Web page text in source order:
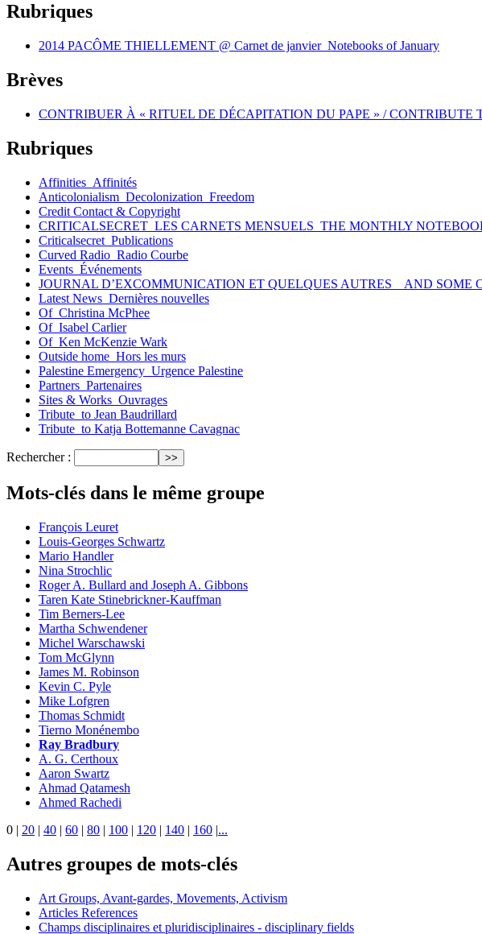
Rubriques
2014 PACÔME THIELLEMENT @ Carnet de janvier_Notebooks of January
Brèves
CONTRIBUER À « RITUEL DE DÉCAPITATION DU PAPE » / CONTRIBUTE
Rubriques
Affinities_Affinités
Anticolonialism_Decolonization_Freedom
Credit Contact & Copyright
CRITICALSECRET_LES CARNETS MENSUELS_THE MONTHLY
Criticalsecret_Publications
Curved Radio_Radio Courbe
Events_Événements
JOURNAL D’EXCOMMUNICATION ET QUELQUES AUTRES _ AND SOME
Latest News_Dernières nouvelles
Of_Christina McPhee
Of_Isabel Carlier
Of_Ken McKenzie Wark
Outside home_Hors les murs
Palestine Emergency_Urgence Palestine
Partners_Partenaires
Sites & Works_Ouvrages
Tribute_to Jean Baudrillard
Tribute_to Katja Bottemanne Cavagnac
Rechercher :
Mots-clés dans le même groupe
François Leuret
Louis-Georges Schwartz
Mario Handler
Nina Strochlic
Roger A. Bullard and Joseph A. Gibbons
Taren Kate Stinebrickner-Kauffman
Tim Berners-Lee
Martha Schwendener
Michel Warschawski
Tom McGlynn
James M. Robinson
Kevin C. Pyle
Mike Lofgren
Thomas Schmidt
Tierno Monénembo
Ray Bradbury
A. G. Certhoux
Aaron Swartz
Ahmad Qatamesh
Ahmed Rachedi
0 | 20 | 40 | 60 | 80 | 100 | 120 | 140 | 160 |...
Autres groupes de mots-clés
Art Groups, Avant-gardes, Movements, Activism
Articles References
Champs disciplinaires et pluridisciplinaires - disciplinary fields